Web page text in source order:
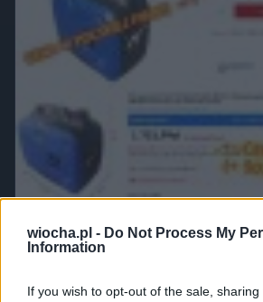
wiocha.pl - Do Not Process My
Information
If you wish to opt-out of the sale,
Sąsiad - emeryt chciał kupić range